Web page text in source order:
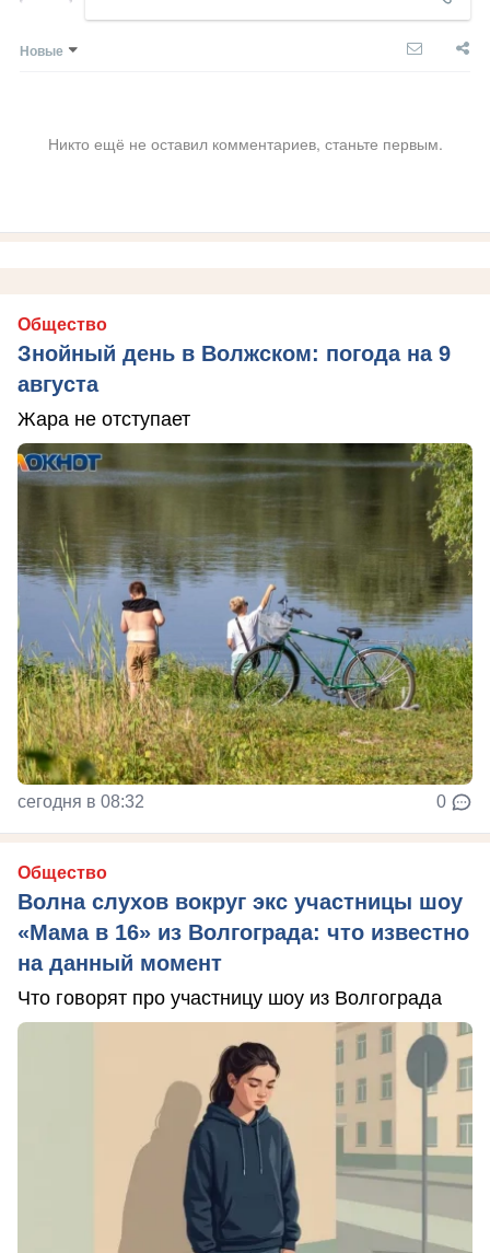
Новые
Никто ещё не оставил комментариев, станьте первым.
Общество
Знойный день в Волжском: погода на 9
августа
Жара не отступает
сегодня в 08:32 0
Общество
Волна слухов вокруг экс участницы шоу
«Мама в 16» из Волгограда: что известно
на данный момент
Что говорят про участницу шоу из Волгограда